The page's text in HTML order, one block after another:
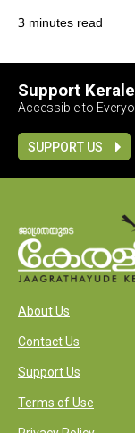
3 minutes read
Support
Accessible to
SUPPORT US
About Us
Contact Us
Support Us
Terms of Use